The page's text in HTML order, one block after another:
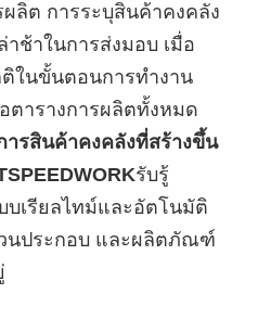
ลิต การระบุสินค้าคงคลัง
ช้าในการส่งมอบ เมื่อ
ในขั้นตอนการทำงาน
ตารางการผลิตทั้งหมด
รสินค้าคงคลังที่สร้างขึ้น
รับรู้
บเรียลไทม์และอัตโนมัติ
นประกอบ และผลิตภัณฑ์